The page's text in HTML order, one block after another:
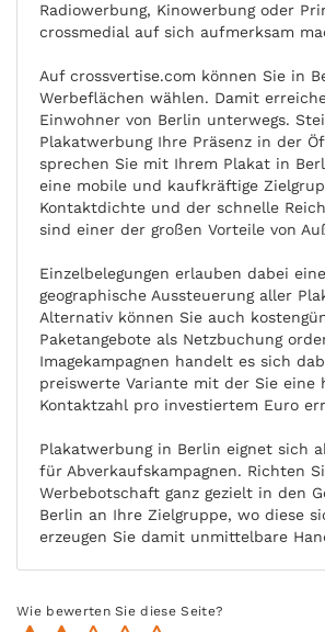
Radiowerbung, Kinowerbung oder
crossmedial auf sich aufmerksam
Auf crossvertise.com können Sie in
Werbeflächen wählen. Damit
Einwohner von Berlin unterwegs.
Plakatwerbung Ihre Präsenz in der
sprechen Sie mit Ihrem Plakat in
eine mobile und kaufkräftige
Kontaktdichte und der schnelle
sind einer der großen Vorteile von
Einzelbelegungen erlauben dabei
geographische Aussteuerung aller
Alternativ können Sie auch
Paketangebote als Netzbuchung
Imagekampagnen handelt es sich
preiswerte Variante mit der Sie eine
Kontaktzahl pro investiertem Euro
Plakatwerbung in Berlin eignet sich
für Abverkaufskampagnen. Richten
Werbebotschaft ganz gezielt in den
Berlin an Ihre Zielgruppe, wo diese
erzeugen Sie damit unmittelbare
Wie bewerten Sie diese Seite?